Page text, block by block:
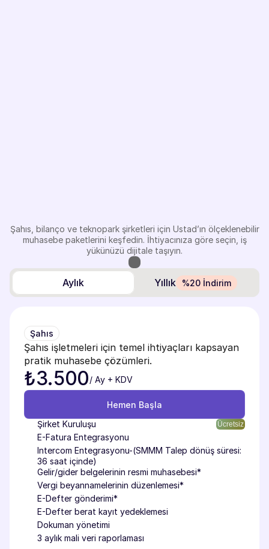
Şahıs, bilanço ve teknopark şirketleri için Ustad’ın ölçeklenebilir
muhasebe paketlerini keşfedin. İhtiyacınıza göre seçin, iş
yükünüzü dijitale taşıyın.
Aylık Yıllık %20 İndirim
Şahıs
Şahıs işletmeleri için temel ihtiyaçları kapsayan
pratik muhasebe çözümleri.
₺3.500/ Ay + KDV
Hemen Başla
Hemen Başla
Şirket Kuruluşu Ücretsiz
E-Fatura Entegrasyonu
Intercom Entegrasyonu-(SMMM Talep dönüş süresi:
36 saat içinde)
Gelir/gider belgelerinin resmi muhasebesi*
Vergi beyannamelerinin düzenlemesi*
E-Defter gönderimi*
E-Defter berat kayıt yedeklemesi
Dokuman yönetimi
3 aylık mali veri raporlaması